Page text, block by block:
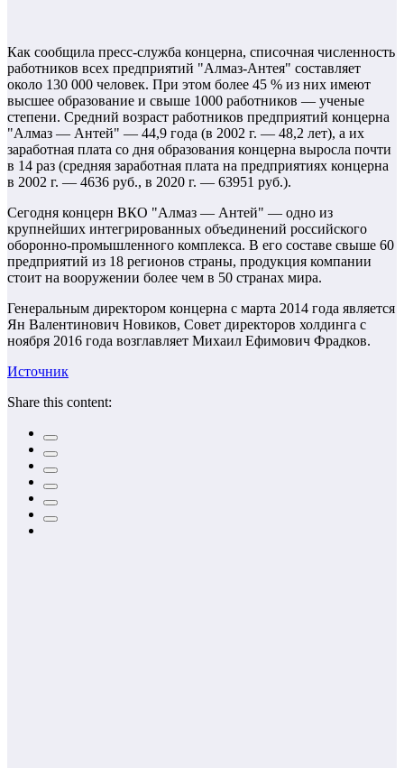
Как сообщила пресс-служба концерна, списочная численность
работников всех предприятий "Алмаз-Антея" составляет
около 130 000 человек. При этом более 45 % из них имеют
высшее образование и свыше 1000 работников — ученые
степени. Средний возраст работников предприятий концерна
"Алмаз — Антей" — 44,9 года (в 2002 г. — 48,2 лет), а их
заработная плата со дня образования концерна выросла почти
в 14 раз (средняя заработная плата на предприятиях концерна
в 2002 г. — 4636 руб., в 2020 г. — 63951 руб.).
Сегодня концерн ВКО "Алмаз — Антей" — одно из
крупнейших интегрированных объединений российского
оборонно-промышленного комплекса. В его составе свыше 60
предприятий из 18 регионов страны, продукция компании
стоит на вооружении более чем в 50 странах мира.
Генеральным директором концерна с марта 2014 года является
Ян Валентинович Новиков, Совет директоров холдинга с
ноября 2016 года возглавляет Михаил Ефимович Фрадков.
Источник
Share this content: